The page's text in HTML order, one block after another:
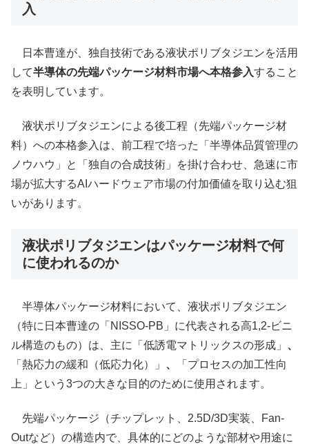
入
日本曹達が、独自技術である液状ポリブタジエンを活用
して半導体の先端パッケージ材料市場へ本格参入すること
を表明しています。
液状ポリブタジエンによる後工程（先端パッケージ材
料）への本格参入は、前工程で培った「半導体品質管理の
ノウハウ」と「独自の合成技術」を掛け合わせ、急速に市
場が拡大するAIハードウェア市場の付加価値を取り込む狙
いがあります。
液状ポリブタジエンはパッケージ材料で何
に使われるのか
半導体パッケージ材料において、液状ポリブタジエン
（特に日本曹達の「NISSO-PB」に代表される高1,2-ビニ
ル構造のもの）は、主に「低誘電マトリックスの形成」 、
「熱応力の緩和（低応力化）」 、
「プロセスの加工性向
上」という3つの大きな目的のために使用されます。
先端パッケージ（チップレット、2.5D/3D実装、Fan-
Outなど）の構造内で、具体的にどのような部材や用途に